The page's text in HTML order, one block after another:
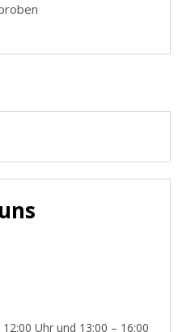
Uhr und 13:00 – 16:00